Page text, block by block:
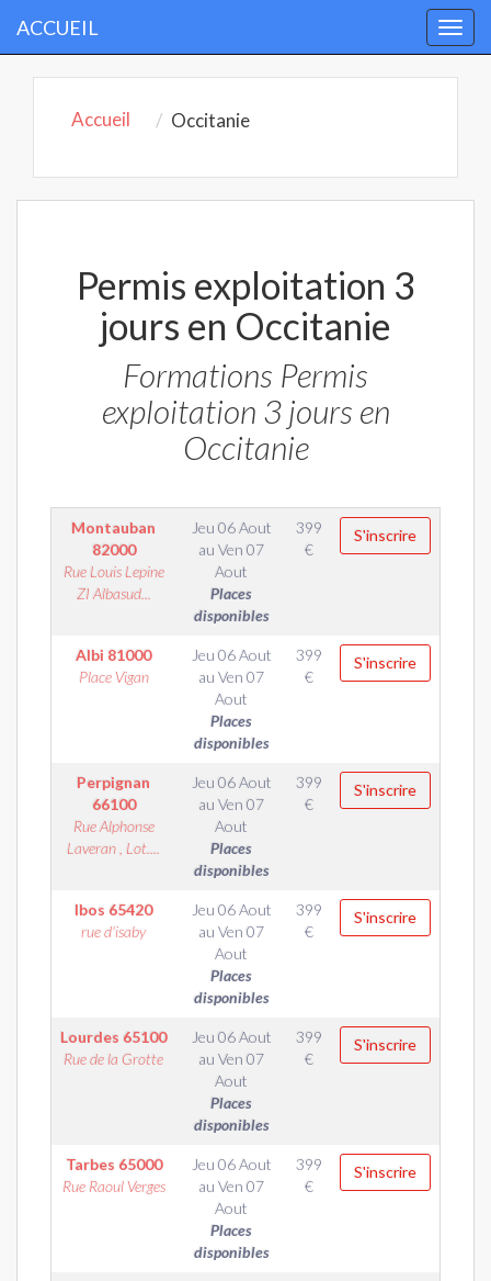
ACCUEIL
Accueil Occitanie
Permis exploitation 3
jours en Occitanie
Formations Permis
exploitation 3 jours en
Occitanie
Montauban
82000
Rue Louis Lepine
ZI Albasud...
Jeu 06 Aout
au Ven 07
Aout
Places
disponibles
399
€
S'inscrire
Albi 81000
Place Vigan
Jeu 06 Aout
au Ven 07
Aout
Places
disponibles
399
€
S'inscrire
Perpignan
66100
Rue Alphonse
Laveran , Lot....
Jeu 06 Aout
au Ven 07
Aout
Places
disponibles
399
€
S'inscrire
Ibos 65420
rue d'isaby
Jeu 06 Aout
au Ven 07
Aout
Places
disponibles
399
€
S'inscrire
Lourdes 65100
Rue de la Grotte
Jeu 06 Aout
au Ven 07
Aout
Places
disponibles
399
€
S'inscrire
Tarbes 65000
Rue Raoul Verges
Jeu 06 Aout
au Ven 07
Aout
Places
disponibles
399
€
S'inscrire